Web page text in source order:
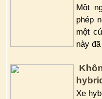
Một
phép
một
này
Xe